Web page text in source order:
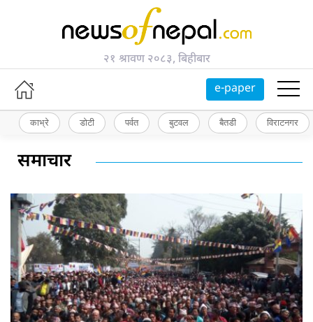
२१ श्रावण २०८३, बिहीबार
e-paper
काभ्रे डोटी पर्वत बुटवल बैतडी विराटनगर
समाचार